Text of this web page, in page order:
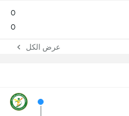
0
0
عرض الكل